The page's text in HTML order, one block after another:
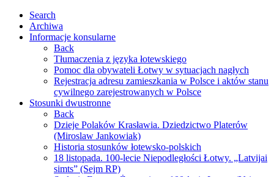
Search
Archiwa
Informacje konsularne
Back
Tłumaczenia z języka łotewskiego
Pomoc dla obywateli Łotwy w sytuacjach nagłych
Rejestracja adresu zamieszkania w Polsce i aktów stanu
cywilnego zarejestrowanych w Polsce
Stosunki dwustronne
Back
Dzieje Polaków Krasławia. Dziedzictwo Platerów
(Miroslaw Jankowiak)
Historia stosunków łotewsko-polskich
18 listopada. 100-lecie Niepodległości Łotwy. „Latvijai
simts” (Sejm RP)